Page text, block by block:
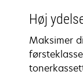
Høj
Maksimer